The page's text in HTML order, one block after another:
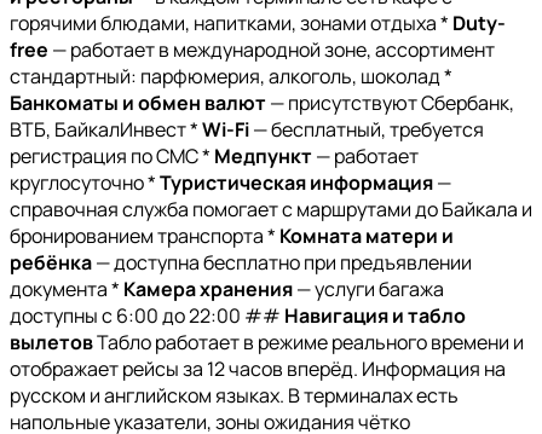
горячими блюдами, напитками, зонами отдыха * Duty-
free — работает в международной зоне, ассортимент
стандартный: парфюмерия, алкоголь, шоколад *
Банкоматы и обмен валют— присутствуют Сбербанк,
ВТБ, БайкалИнвест *Wi-Fi— бесплатный, требуется
регистрация по СМС * Медпункт— работает
круглосуточно *Туристическая информация—
справочная служба помогает с маршрутами до Байкала и
бронированием транспорта * Комната матери и
ребёнка— доступна бесплатно при предъявлении
документа * Камера хранения— услуги багажа
доступны с 6:00 до 22:00 ## Навигация и табло
вылетовТабло работает в режиме реального времени и
отображает рейсы за 12 часов вперёд. Информация на
русском и английском языках. В терминалах есть
напольные указатели, зоны ожидания чётко